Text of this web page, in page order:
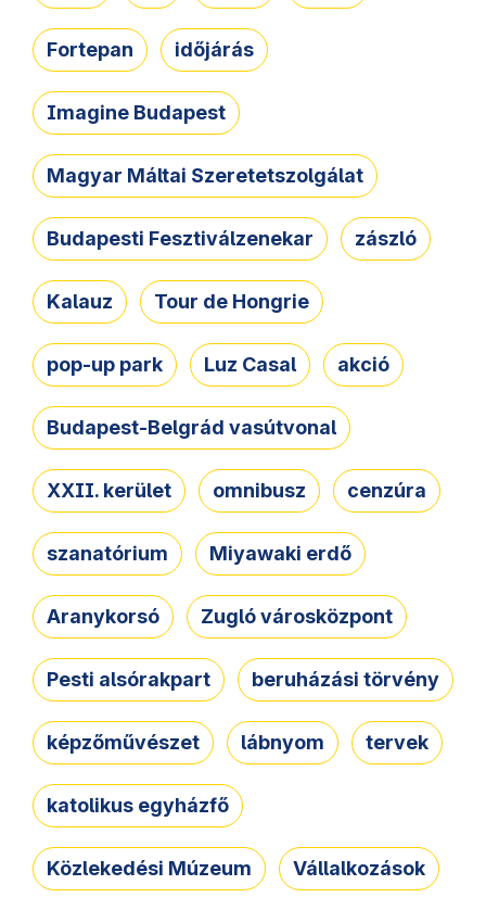
Fortepan időjárás
Imagine Budapest
Magyar Máltai Szeretetszolgálat
Budapesti Fesztiválzenekar zászló
Kalauz Tour de Hongrie
pop-up park Luz Casal akció
Budapest-Belgrád vasútvonal
XXII. kerület omnibusz cenzúra
szanatórium Miyawaki erdő
Aranykorsó Zugló városközpont
Pesti alsórakpart beruházási törvény
képzőművészet lábnyom tervek
katolikus egyházfő
Közlekedési Múzeum Vállalkozások